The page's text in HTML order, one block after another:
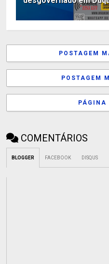
POSTAGEM
POSTAGEM
COMENTÁRIOS
BLOGGER FACEBOOK DISQUS